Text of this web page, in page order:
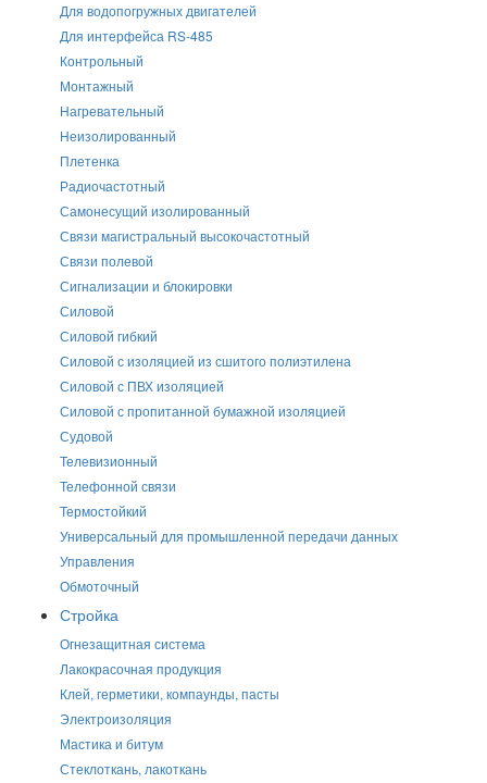
Для водопогружных двигателей
Для интерфейса RS-485
Контрольный
Монтажный
Нагревательный
Неизолированный
Плетенка
Радиочастотный
Самонесущий изолированный
Связи магистральный высокочастотный
Связи полевой
Сигнализации и блокировки
Силовой
Силовой гибкий
Силовой с изоляцией из сшитого полиэтилена
Силовой с ПВХ изоляцией
Силовой с пропитанной бумажной изоляцией
Судовой
Телевизионный
Телефонной связи
Термостойкий
Универсальный для промышленной передачи данных
Управления
Обмоточный
Стройка
Огнезащитная система
Лакокрасочная продукция
Клей, герметики, компаунды, пасты
Электроизоляция
Мастика и битум
Стеклоткань, лакоткань